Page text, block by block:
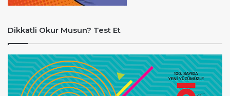
Dikkatli Okur Musun? Test Et